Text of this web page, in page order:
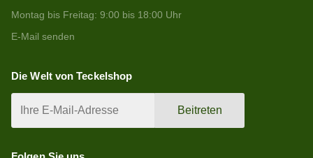
Montag bis Freitag: 9:00 bis 18:00 Uhr
E-Mail senden
Die Welt von Teckelshop
Beitreten